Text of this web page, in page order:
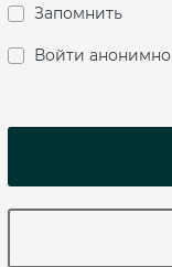
Запомнить
Войти анонимно